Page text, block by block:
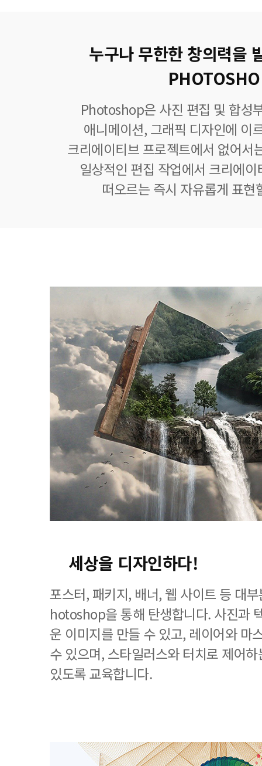
누구나 무한한 창의력을
Photoshop은 사진 편집 및 합성
애니메이션, 그래픽 디자인에 이
크리에이티브 프로젝트에서 없어서
일상적인 편집 작업에서 크리에
떠오르는 즉시 자유롭게 표현
세상을 디자인하다!
포스터, 패키지, 배너, 웹 사이트 등 대
hotoshop을 통해 탄생합니다. 사진과
운 이미지를 만들 수 있고, 레이어와 마
수 있으며, 스타일러스와 터치로 제어
있도록 교육합니다.